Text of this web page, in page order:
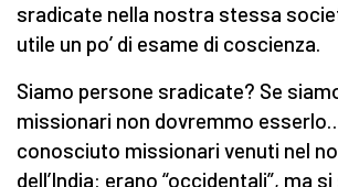
sradicate nella nostra stessa
utile un po’ di esame di coscienza.
Siamo persone sradicate? Se
missionari non dovremmo
conosciuto missionari venuti nel
dell’India: erano “occidentali”, ma